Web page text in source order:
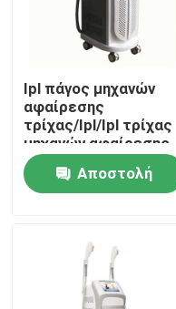
Σπίτι
Προϊόντα
Ipl πάγος μηχανών
αφαίρεσης
τρίχας/Ipl/Ipl τρίχας
μηχανών αφαίρεσης
δροσερός
Αποστολή